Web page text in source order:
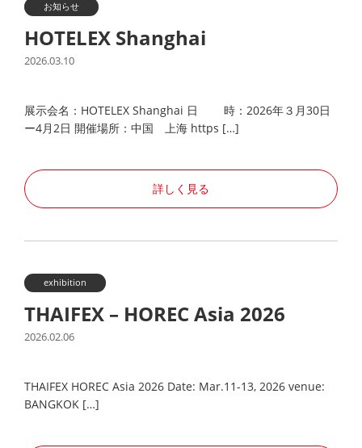
お知らせ
HOTELEX Shanghai
2026.03.10
展示会名：HOTELEX Shanghai 日 時：2026年３月30日
ー4月2日 開催場所：中国 上海 https […]
詳しく見る
exhibition
THAIFEX – HOREC Asia 2026
2026.02.06
THAIFEX HOREC Asia 2026 Date: Mar.11-13, 2026 venue:
BANGKOK […]